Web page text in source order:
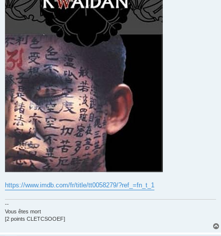
https://www.imdb.com/fr/title/tt0058279/?ref_=fn_t_1
--
Vous êtes mort
[2 points CLETCSOOEF]